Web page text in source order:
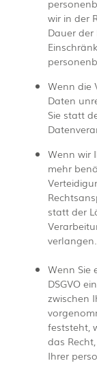
wir in der
Dauer der
Wenn die
Daten
Sie statt
Wenn wir
mehr
statt der
verlangen.
Wenn Sie
DSGVO
zwischen
feststeht,
das
Ihrer